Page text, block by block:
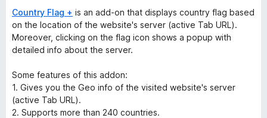
Country Flag + is an add-on that displays country flag based
on the location of the website's server (active Tab URL).
Moreover, clicking on the flag icon shows a popup with
detailed info about the server.
Some features of this addon:
1. Gives you the Geo info of the visited website's server
(active Tab URL).
2. Supports more than 240 countries.